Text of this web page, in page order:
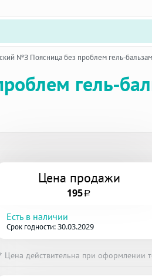
№3 Поясница без проблем гель-
гель-
Цена продажи
195a
Есть в наличии
Срок годности: 30.03.2029
Цена действительна при оформлении